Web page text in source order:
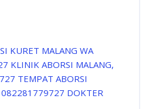
KURET MALANG WA
KLINIK ABORSI MALANG,
TEMPAT ABORSI
082281779727 DOKTER